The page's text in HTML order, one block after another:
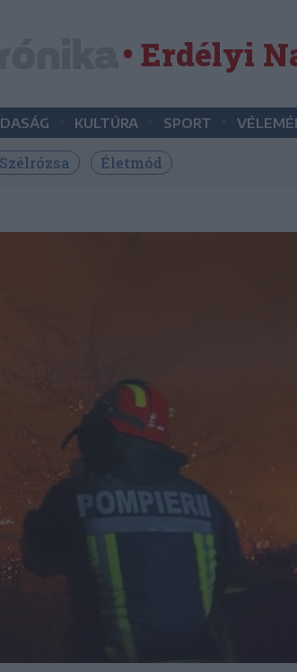
• Erdélyi
KULTÚRA SPORT
Szélrózsa Életmód